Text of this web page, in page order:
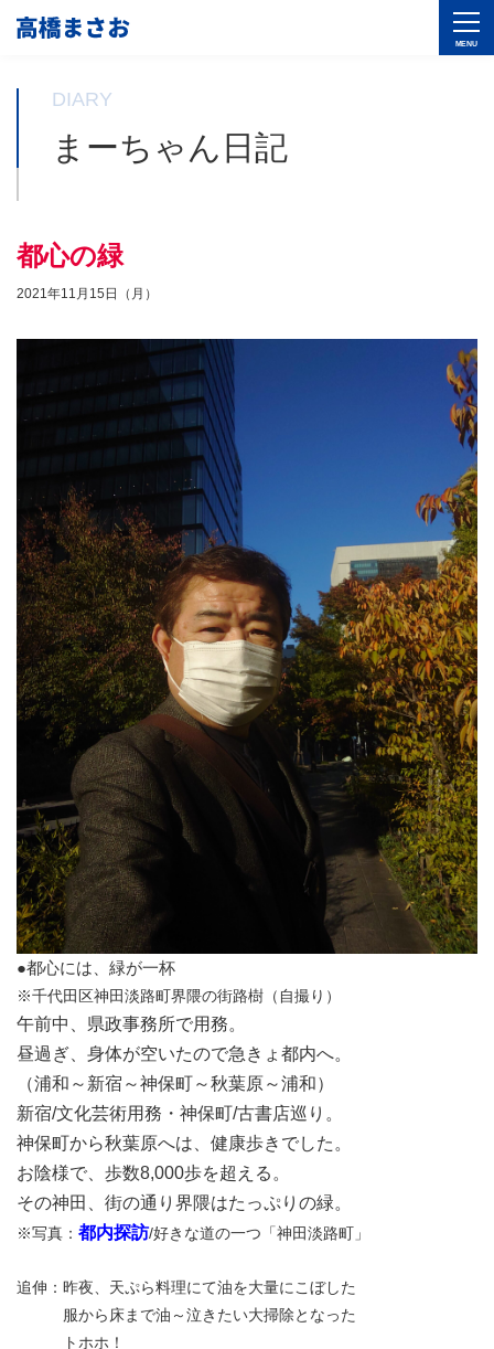
DIARY
まーちゃん日記
都心の緑
2021年11月15日（月）
●都心には、緑が一杯
※千代田区神田淡路町界隈の街路樹（自撮り）
午前中、県政事務所で用務。
昼過ぎ、身体が空いたので急きょ都内へ。
（浦和～新宿～神保町～秋葉原～浦和）
新宿/文化芸術用務・神保町/古書店巡り。
神保町から秋葉原へは、健康歩きでした。
お陰様で、歩数8,000歩を超える。
その神田、街の通り界隈はたっぷりの緑。
※写真： 都内探訪/好きな道の一つ「神田淡路町」
追伸：昨夜、天ぷら料理にて油を大量にこぼした
服から床まで油～泣きたい大掃除となった
トホホ！